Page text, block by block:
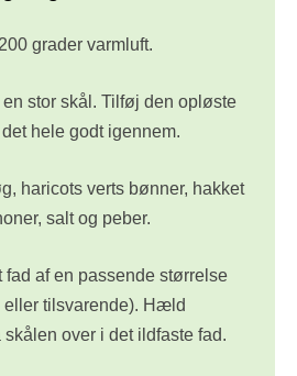
grader varmluft.
stor skål. Tilføj den opløste
hele godt igennem.
haricots verts bønner, hakket
salt og peber.
fad af en passende størrelse
eller tilsvarende). Hæld
over i det ildfaste fad.